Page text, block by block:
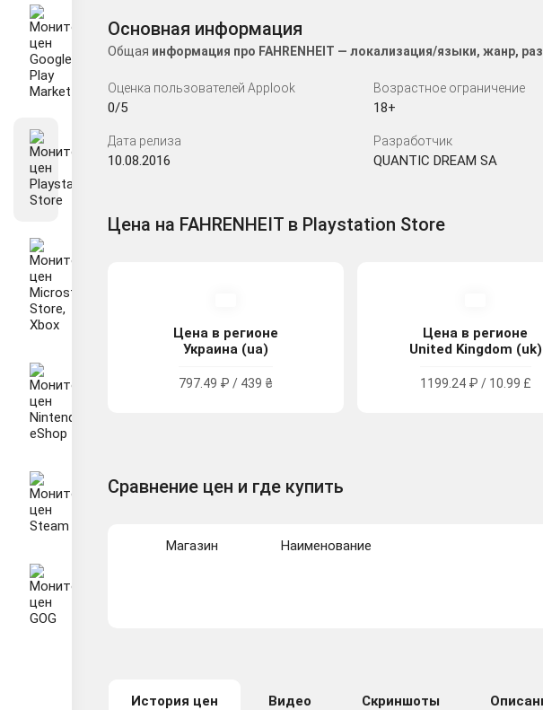
Основная информация
Общая информация про FAHRENHEIT — локализация/языки, жанр,
Оценка пользователей Applook
0/5
Возрастное ограничение
18+
Дата релиза
10.08.2016
Разработчик
QUANTIC DREAM SA
Цена на FAHRENHEIT в Playstation Store
Цена в регионе
Украина (ua)
797.49 ₽ / 439 ₴
Цена в регионе
United Kingdom (uk)
1199.24 ₽ / 10.99 £
Сравнение цен и где купить
Магазин Наименование
История цен Видео Скриншоты